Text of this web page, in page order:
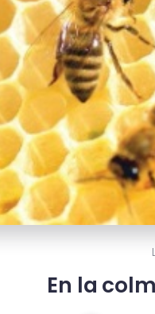
En la